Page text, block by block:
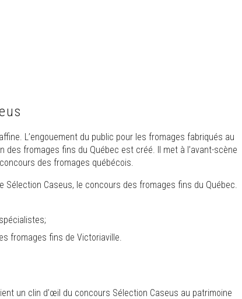
L’engouement du public pour les fromages fabriqués au
fromages fins du Québec est créé. Il met à l’avant-scène
des fromages québécois.
Sélection Caseus, le concours des fromages fins du Québec.
fromages fins de Victoriaville.
un clin d’œil du concours Sélection Caseus au patrimoine